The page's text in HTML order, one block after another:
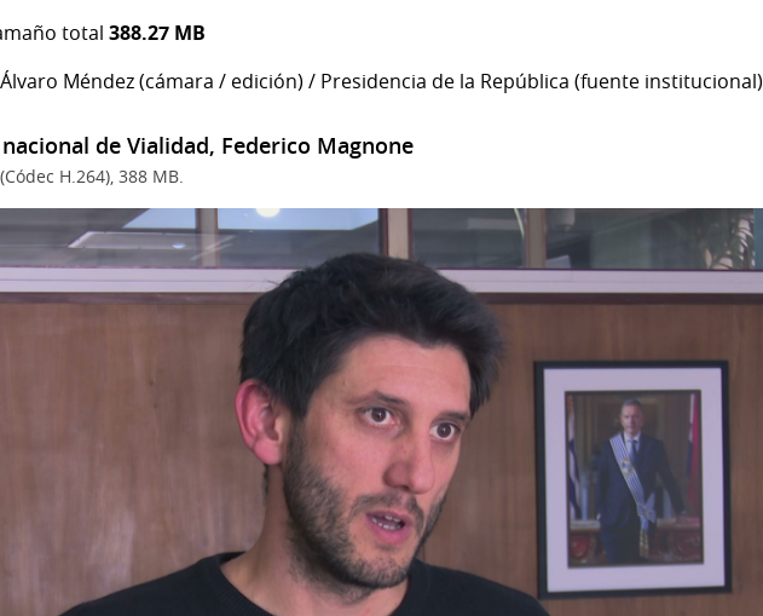
total 388.27 MB
Méndez (cámara / edición) / Presidencia de la República (fuente institucional)
de Vialidad, Federico Magnone
H.264), 388 MB.